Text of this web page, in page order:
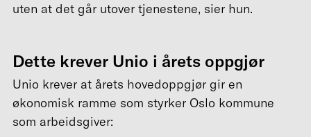
uten at det går utover tjenestene, sier hun.
Dette krever Unio i årets oppgjør
Unio krever at årets hovedoppgjør gir en
økonomisk ramme som styrker Oslo kommune
som arbeidsgiver: